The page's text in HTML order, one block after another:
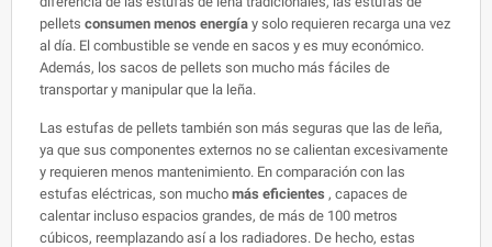
pellets consumen menos energía y solo requieren recarga una vez
al día. El combustible se vende en sacos y es muy económico.
Además, los sacos de pellets son mucho más fáciles de
transportar y manipular que la leña.
Las estufas de pellets también son más seguras que las de leña,
ya que sus componentes externos no se calientan excesivamente
y requieren menos mantenimiento. En comparación con las
estufas eléctricas, son mucho más eficientes , capaces de
calentar incluso espacios grandes, de más de 100 metros
cúbicos, reemplazando así a los radiadores. De hecho, estas